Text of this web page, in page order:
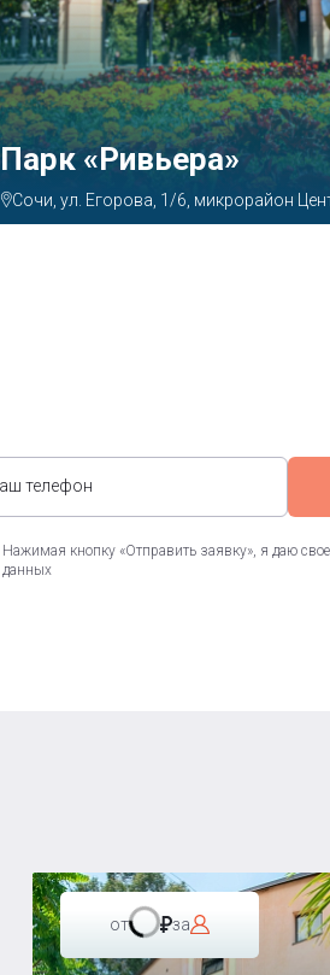
Аквапарк
Сочи, ул. Декабристов, 78б
Нажимая кнопку «Отправить заявку», я даю
данных
от за